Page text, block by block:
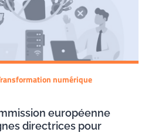
numérique
européenne
directrices pour